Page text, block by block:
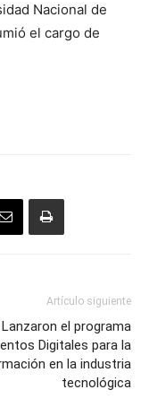
Nacional de
el cargo de
Artículo siguiente
Lanzaron el programa
Digitales para la
en la industria
tecnológica